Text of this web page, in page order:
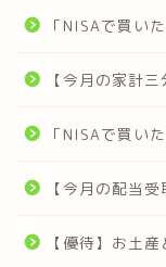
「NISAで買い
【今月の家計
「NISAで買い
【今月の配当
【優待】お土